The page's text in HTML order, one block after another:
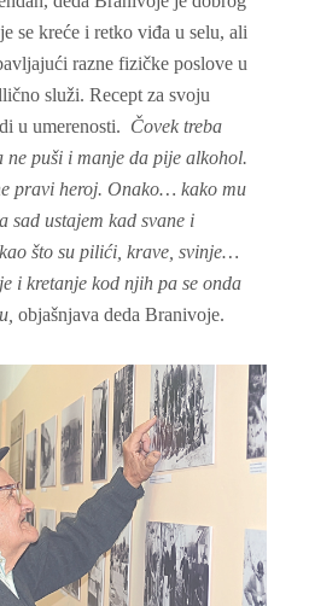
se kreće i retko viđa u selu, ali
razne fizičke poslove u
služi. Recept za svoju
u umerenosti. Čovek treba
ne puši i manje da pije alkohol.
pravi heroj. Onako… kako mu
sad ustajem kad svane i
što su pilići, krave, svinje…
i kretanje kod njih pa se onda
objašnjava deda Branivoje.